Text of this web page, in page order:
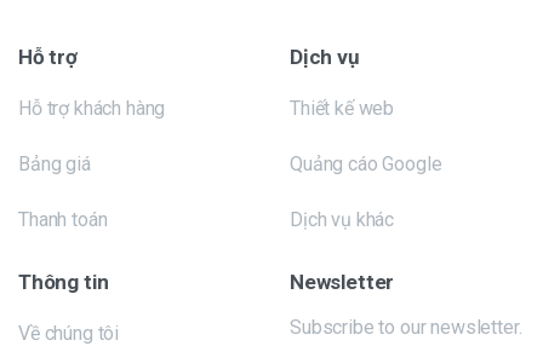
Hỗ trợ
Hỗ trợ khách hàng
Bảng giá
Thanh toán
Dịch vụ
Thiết kế web
Quảng cáo Google
Dịch vụ khác
Thông tin
Về chúng tôi
Newsletter
Subscribe to our newsletter.